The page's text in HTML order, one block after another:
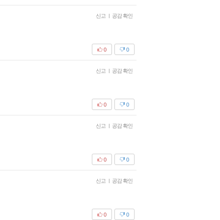
신고 | 공감 확인
0
0
신고 | 공감 확인
0
0
신고 | 공감 확인
0
0
신고 | 공감 확인
0
0